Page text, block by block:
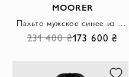
MOORER
231 400 ₴173 600 ₴